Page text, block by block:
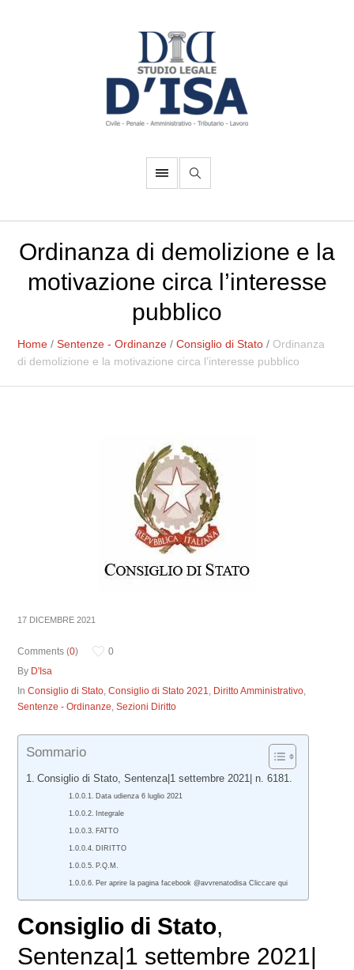
Ordinanza di demolizione e la
motivazione circa l’interesse
pubblico
Home /Sentenze - Ordinanze /Consiglio di Stato / Ordinanza
di demolizione e la motivazione circa l’interesse pubblico
17 DICEMBRE 2021
Comments (0)
0
By D'Isa
InConsiglio di Stato,Consiglio di Stato 2021, Diritto Amministrativo,
Sentenze - Ordinanze,Sezioni Diritto
Sommario
Consiglio di Stato, Sentenza|1 settembre 2021| n. 6181.
Data udienza 6 luglio 2021
Integrale
FATTO
DIRITTO
P.Q.M.
Per aprire la pagina facebook @avvrenatodisa Cliccare qui
Consiglio di Stato,
Sentenza|1 settembre 2021|